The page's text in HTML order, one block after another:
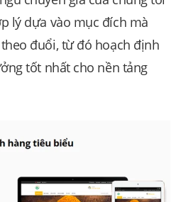
lý dựa vào mục đích mà
đuổi, từ đó hoạch định
tốt nhất cho nền tảng